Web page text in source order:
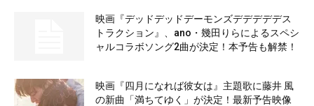
映画『デッドデッドデーモンズデデデデデス
トラクション』、ano・幾田りらによるスペシ
ャルコラボソング2曲が決定！本予告も解禁！
映画『四月になれば彼女は』主題歌に藤井 風
の新曲「満ちてゆく」が決定！最新予告映像